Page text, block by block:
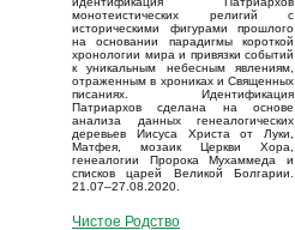
монотеистических религий с
историческими фигурами прошлого
на основании парадигмы короткой
хронологии мира и привязки событий
к уникальным небесным явлениям,
отраженным в хрониках и Священных
писаниях. Идентификация
Патриархов сделана на основе
анализа данных генеалогических
деревьев Иисуса Христа от Луки,
Матфея, мозаик Церкви Хора,
генеалогии Пророка Мухаммеда и
списков царей Великой Болгарии.
21.07–27.08.2020.
Чистое Родство